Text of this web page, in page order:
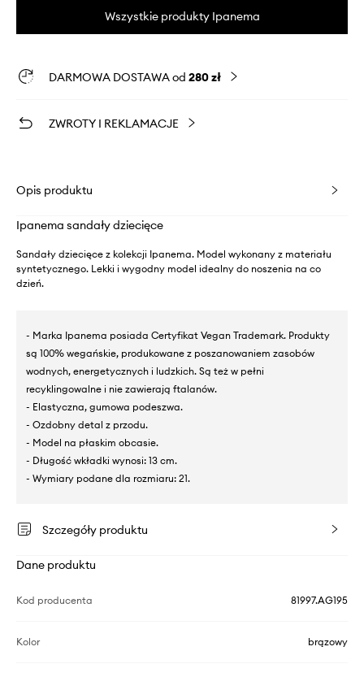
Wszystkie produkty Ipanema
DARMOWA DOSTAWA od 280 zł
ZWROTY I REKLAMACJE
Opis produktu
Ipanema sandały dziecięce
Sandały dziecięce z kolekcji Ipanema. Model wykonany z materiału
syntetycznego. Lekki i wygodny model idealny do noszenia na co
dzień.
- Marka Ipanema posiada Certyfikat Vegan Trademark. Produkty
są 100% wegańskie, produkowane z poszanowaniem zasobów
wodnych, energetycznych i ludzkich. Są też w pełni
recyklingowalne i nie zawierają ftalanów.
- Elastyczna, gumowa podeszwa.
- Ozdobny detal z przodu.
- Model na płaskim obcasie.
- Długość wkładki wynosi: 13 cm.
- Wymiary podane dla rozmiaru: 21.
Szczegóły produktu
Dane produktu
Kod producenta 81997.AG195
Kolor brązowy